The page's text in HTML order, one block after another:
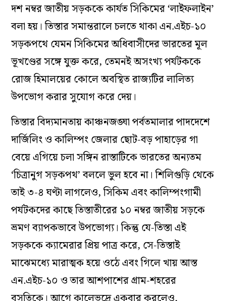
দশ নম্বর জাতীয় সড়ককে কার্যত সিকিমের ‘লাইফলাইন’
বলা হয়। তিস্তার সমান্তরালে চলতে থাকা এন.এইচ-১০
সড়কপথে যেমন সিকিমের অধিবাসীদের ভারতের মূল
ভূখণ্ডের সঙ্গে যুক্ত করে, তেমনই অসংখ্য পর্যটককে
রোজ হিমালয়ের কোলে অবস্থিত রাজ্যটির লালিত্য
উপভোগ করার সুযোগ করে দেয়।
তিস্তার বিদ্যমানতায় কাঞ্চনজঙ্ঘা পর্বতমালার পাদদেশে
দার্জিলিং ও কালিম্পং জেলার ছোট-বড় পাহাড়ের গা
বেয়ে এগিয়ে চলা সঙ্গিন রাস্তাটিকে ভারতের অন্যতম
‘চিত্রানুগ সড়কপথ’ বললে ভুল হবে না। শিলিগুড়ি থেকে
তাই ৩-৪ ঘণ্টা লাগলেও, সিকিম এবং কালিম্পংগামী
পর্যটকদের কাছে তিস্তাতীরের ১০ নম্বর জাতীয় সড়কে
ভ্রমণ ব্যাপকভাবে উপভোগ্য। কিন্তু যে-তিস্তা এই
সড়ককে ক্যামেরার প্রিয় পাত্র করে, সে-তিস্তাই
মাঝেমধ্যে মারাত্মক হয়ে ওঠে এবং গিলে খায় আস্ত
এন.এইচ-১০ ও তার আশপাশের গ্রাম-শহরের